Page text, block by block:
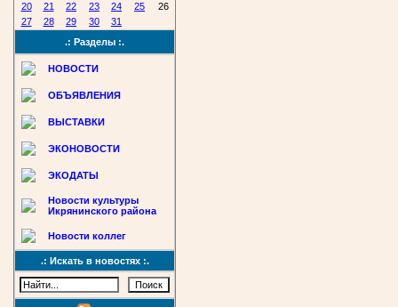
20
21 22 23 24 25
26
27
28 29 30
31
.: Разделы :.
НОВОСТИ
ОБЪЯВЛЕНИЯ
ВЫСТАВКИ
ЭКОНОВОСТИ
ЭКОДАТЫ
Новости культуры
Икрянинского района
Новости коллег
.: Искать в новостях :.